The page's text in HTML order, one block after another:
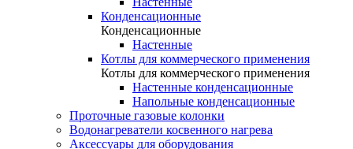
Конденсационные
Конденсационные
Настенные
Котлы для коммерческого применения
Котлы для коммерческого применения
Настенные конденсационные
Напольные конденсационные
Проточные газовые колонки
Водонагреватели косвенного нагрева
Аксессуары для оборудования